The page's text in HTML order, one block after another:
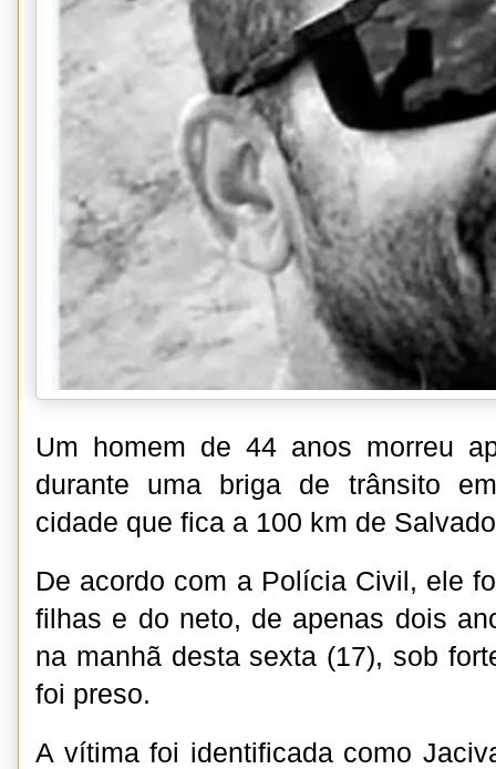
Um homem de 44 anos morreu
durante uma briga de trânsito
cidade que fica a 100 km de
De acordo com a Polícia Civil, ele
filhas e do neto, de apenas dois
na manhã desta sexta (17), sob
foi preso.
A vítima foi identificada como